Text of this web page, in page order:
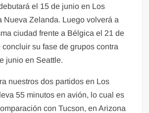
el 15 de junio en Los
Nueva Zelanda. Luego volverá a
ciudad frente a Bélgica el 21 de
concluir su fase de grupos contra
junio en Seattle.
nuestros dos partidos en Los
55 minutos en avión, lo cual es
con Tucson, en Arizona